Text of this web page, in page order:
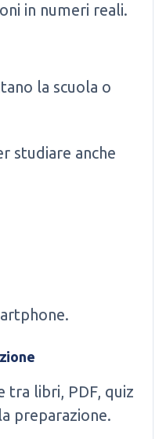
in numeri reali.
la scuola o
studiare anche
tra libri, PDF, quiz
preparazione.